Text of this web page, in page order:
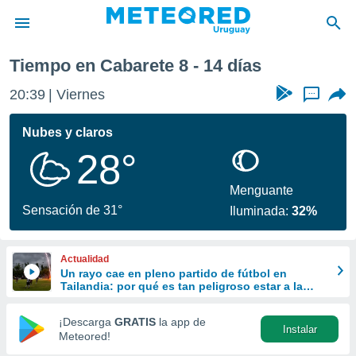
de
ha
calidad.
a este
las
y
forma
digital
basada
Tiempo en Cabarete 8 - 14 días
20:39 Viernes ...
Nubes y claros
28°
Sensación de 31°
Menguante
Iluminada:32%
Actualidad
Un rayo cae en pleno partido de fútbol en
Tailandia: por qué es tan peligroso estar a la
¡Descarga GRATIS la app de
Meteored!
Instalar